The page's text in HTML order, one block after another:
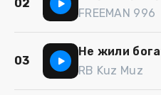
02
FREEMAN 996
03
Не жили
RB Kuz Muz